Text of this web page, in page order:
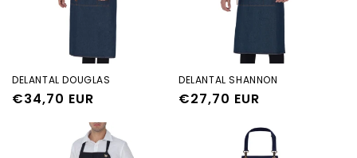
DELANTAL DOUGLAS
Precio
€34,70 EUR
DELANTAL SHANNON
Precio
€27,70 EUR